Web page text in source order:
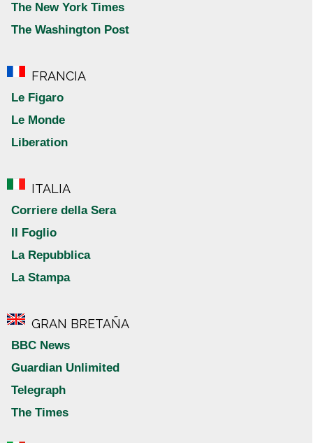
The New York Times
The Washington Post
FRANCIA
Le Figaro
Le Monde
Liberation
ITALIA
Corriere della Sera
Il Foglio
La Repubblica
La Stampa
GRAN BRETAÑA
BBC News
Guardian Unlimited
Telegraph
The Times